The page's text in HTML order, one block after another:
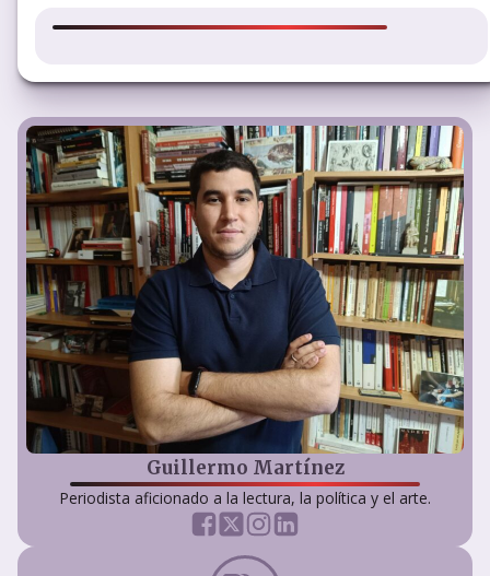
Guillermo Martínez
Periodista aficionado a la lectura, la política y el arte.